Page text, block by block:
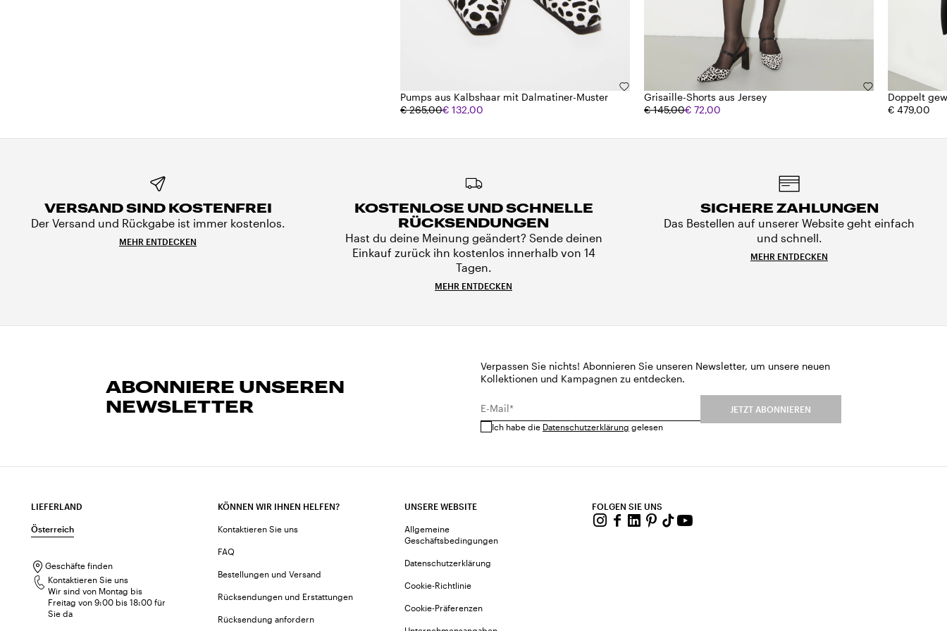
Pumps aus Kalbshaar mit Dalmatiner-Muster
€ 265,00€ 132,00
Grisaille-Shorts aus Jersey
€ 145,00€ 72,00
Doppelt
€ 479,00
VERSAND SIND KOSTENFREI
Der Versand und Rückgabe ist immer kostenlos.
MEHR ENTDECKEN
KOSTENLOSE UND SCHNELLE
RÜCKSENDUNGEN
Hast du deine Meinung geändert? Sende deinen
Einkauf zurück ihn kostenlos innerhalb von 14
Tagen.
MEHR ENTDECKEN
SICHERE ZAHLUNGEN
Das Bestellen auf unserer Website geht einfach
und schnell.
MEHR ENTDECKEN
ABONNIERE UNSEREN
NEWSLETTER
Verpassen Sie nichts! Abonnieren Sie unseren Newsletter, um unsere neuen
Kollektionen und Kampagnen zu entdecken.
E-Mail*
Ich habe die Datenschutzerklärung gelesen
JETZT ABONNIEREN
LIEFERLAND
Österreich
Geschäfte finden
Kontaktieren Sie uns
Wir sind von Montag bis
Freitag von 9:00 bis 18:00 für
Sie da
KÖNNEN WIR IHNEN HELFEN?
Kontaktieren Sie uns
FAQ
Bestellungen und Versand
Rücksendungen und Erstattungen
Rücksendung anfordern
UNSERE WEBSITE
Allgemeine
Geschäftsbedingungen
Datenschutzerklärung
Cookie-Richtlinie
Cookie-Präferenzen
FOLGEN SIE UNS